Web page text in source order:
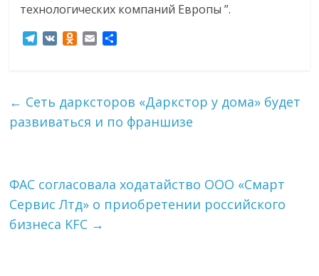
технологических компаний Европы ”.
T
r
a
V
O
l
a
i
k
i
E
в
и
← Сеть дарксторов «Даркстор у дома» будет
развиваться и по франшизе
ФАС согласовала ходатайство ООО «Смарт
Сервис Лтд» о приобретении российского
бизнеса KFC →